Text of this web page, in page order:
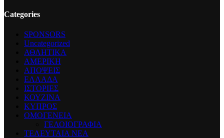
Categories
SPONSORS
Uncategorized
ΑΘΛΗΤΙΚΑ
ΑΜΕΡΙΚΗ
ΑΠΟΨΕΙΣ
ΕΛΛΑΔΑ
ΙΣΤΟΡΙΕΣ
ΚΟΥΖΙΝΑ
ΚΥΠΡΟΣ
ΟΜΟΓΕΝΕΙΑ
ΓΕΛΟΙΟΓΡΑΦΙΑ
ΤΕΛΕΥΤΑΙΑ ΝΕΑ